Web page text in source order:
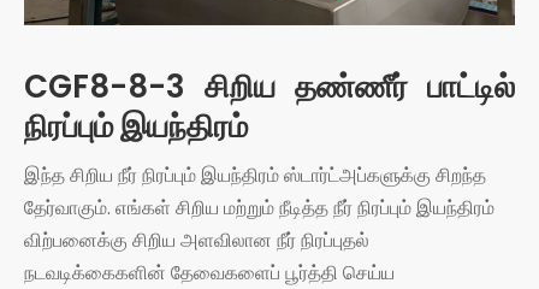
CGF8-8-3 சிறிய தண்ணீர் பாட்டில்
நிரப்பும் இயந்திரம்
இந்த சிறிய நீர் நிரப்பும் இயந்திரம் ஸ்டார்ட்அப்களுக்கு சிறந்த
தேர்வாகும். எங்கள் சிறிய மற்றும் நீடித்த நீர் நிரப்பும் இயந்திரம்
விற்பனைக்கு சிறிய அளவிலான நீர் நிரப்புதல்
நடவடிக்கைகளின் தேவைகளைப் பூர்த்தி செய்ய